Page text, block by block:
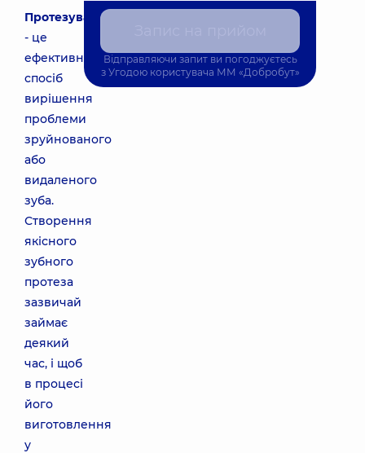
Протезування
- це
ефективний
спосіб
вирішення
проблеми
зруйнованого
або
видаленого
зуба.
Створення
якісного
зубного
протеза
зазвичай
займає
деякий
час, і щоб
в процесі
його
виготовлення
у
Відправляючи запит ви погоджуєтесь
з Угодою користувача ММ «Добробут»